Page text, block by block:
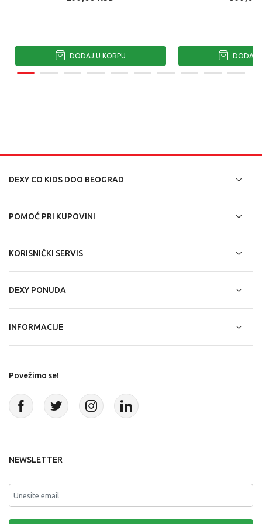
DODAJ U KORPU DODAJ
DEXY CO KIDS DOO BEOGRAD
POMOĆ PRI KUPOVINI
KORISNIČKI SERVIS
DEXY PONUDA
INFORMACIJE
Povežimo se!
NEWSLETTER